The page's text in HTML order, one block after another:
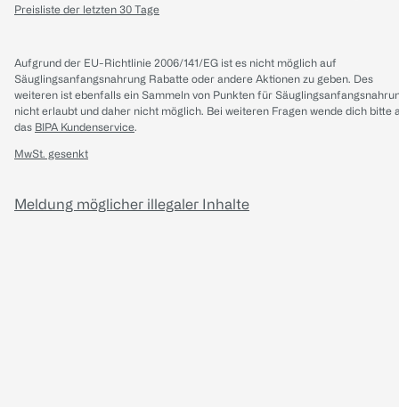
Preisliste der letzten 30 Tage
Aufgrund der EU-Richtlinie 2006/141/EG ist es nicht möglich auf
Säuglingsanfangsnahrung Rabatte oder andere Aktionen zu geben. Des
weiteren ist ebenfalls ein Sammeln von Punkten für
nicht erlaubt und daher nicht möglich. Bei weiteren Fragen wende dich bitte
das BIPA Kundenservice.
MwSt. gesenkt
Meldung möglicher illegaler Inhalte